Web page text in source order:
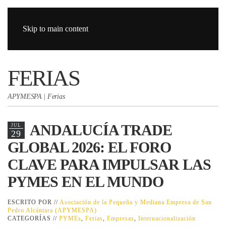
Skip to main content
FERIAS
APYMESPA | Ferias
JUL
29
ANDALUCÍA TRADE
GLOBAL 2026: EL FORO
CLAVE PARA IMPULSAR LAS
PYMES EN EL MUNDO
ESCRITO POR // Asociación de la Pequeña y Mediana Empresa de San
Pedro Alcántara (APYMESPA)
CATEGORÍAS // PYMEs Ferias Empresas Internacionalización